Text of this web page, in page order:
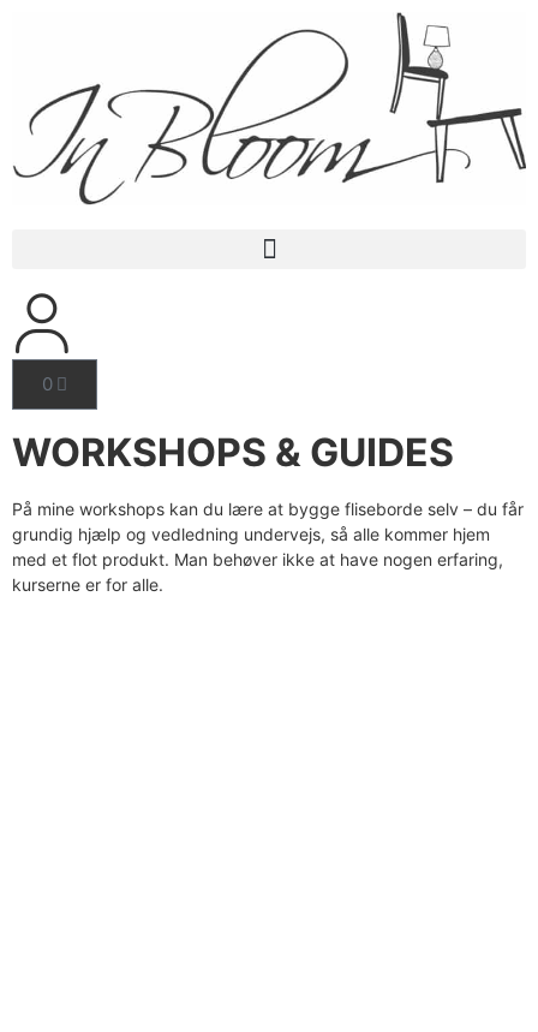
0
WORKSHOPS & GUIDES
På mine workshops kan du lære at bygge fliseborde selv – du får
grundig hjælp og vedledning undervejs, så alle kommer hjem
med et flot produkt. Man behøver ikke at have nogen erfaring,
kurserne er for alle.